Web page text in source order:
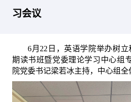
习会议
6月 22 日，英语学院举办树
期读书班暨党委理论学习中心组
院党委书记梁若冰主持，中心组全